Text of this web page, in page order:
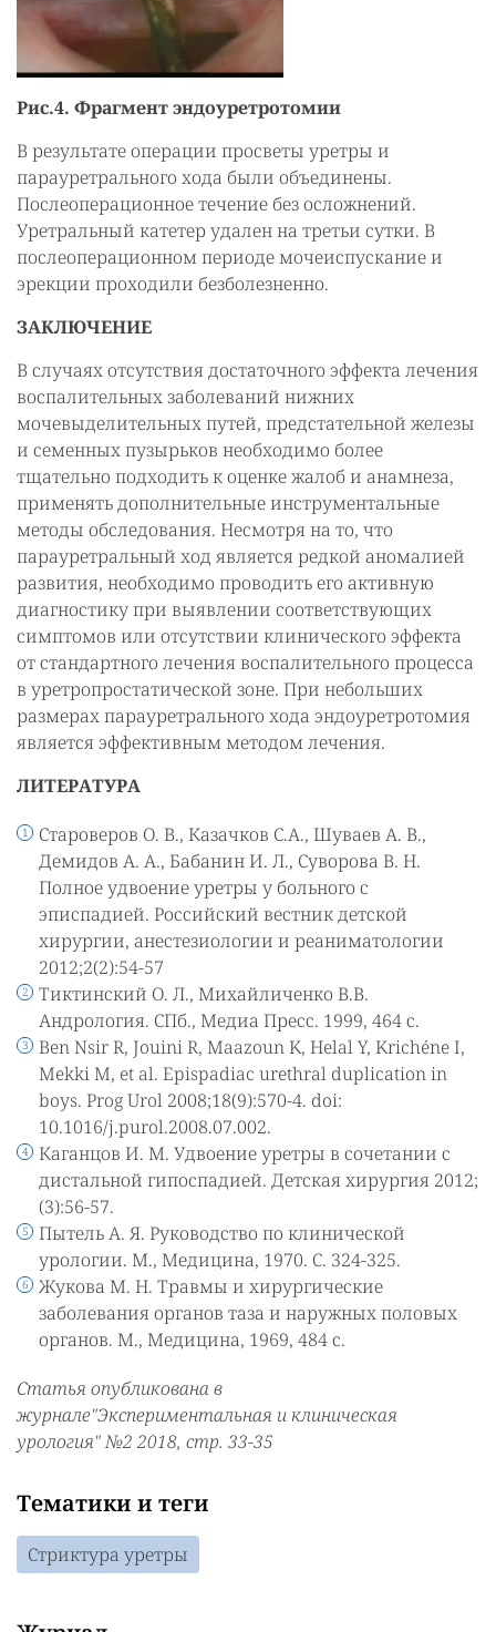
Рис.4. Фрагмент эндоуретротомии
В результате операции просветы уретры и
парауретрального хода были объединены.
Послеоперационное течение без осложнений.
Уретральный катетер удален на третьи сутки. В
послеоперационном периоде мочеиспускание и
эрекции проходили безболезненно.
ЗАКЛЮЧЕНИЕ
В случаях отсутствия достаточного эффекта лечения
воспалительных заболеваний нижних
мочевыделительных путей, предстательной железы
и семенных пузырьков необходимо более
тщательно подходить к оценке жалоб и анамнеза,
применять дополнительные инструментальные
методы обследования. Несмотря на то, что
парауретральный ход является редкой аномалией
развития, необходимо проводить его активную
диагностику при выявлении соответствующих
симптомов или отсутствии клинического эффекта
от стандартного лечения воспалительного процесса
в уретропростатической зоне. При небольших
размерах парауретрального хода эндоуретротомия
является эффективным методом лечения.
ЛИТЕРАТУРА
Староверов О. В., Казачков С.А., Шуваев А. В.,
Демидов А. А., Бабанин И. Л., Суворова В. Н.
Полное удвоение уретры у больного с
эписпадией. Российский вестник детской
хирургии, анестезиологии и реаниматологии
2012;2(2):54-57
Тиктинский О. Л., Михайличенко В.В.
Андрология. СПб., Медиа Пресс. 1999, 464 с.
Ben Nsir R, Jouini R, Maazoun K, Helal Y, Krichéne I,
Mekki M, et al. Epispadiac urethral duplication in
boys. Prog Urol 2008;18(9):570-4. doi:
10.1016/j.purol.2008.07.002.
Каганцов И. М. Удвоение уретры в сочетании с
дистальной гипоспадией. Детская хирургия 2012;
(3):56-57.
Пытель А. Я. Руководство по клинической
урологии. М., Медицина, 1970. C. 324-325.
Жукова М. Н. Травмы и хирургические
заболевания органов таза и наружных половых
органов. М., Медицина, 1969, 484 с.
Статья опубликована в
журнале"Экспериментальная и клиническая
урология" №2 2018, стр. 33-35
Тематики и теги
Стриктура уретры